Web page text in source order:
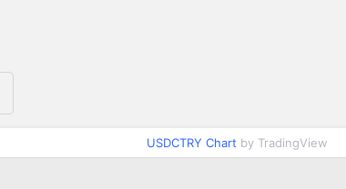
USDCTRY Chart by TradingView